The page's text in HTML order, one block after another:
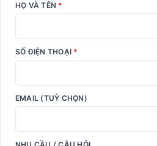
HỌ VÀ TÊN *
SỐ ĐIỆN THOẠI *
EMAIL (TUỲ CHỌN)